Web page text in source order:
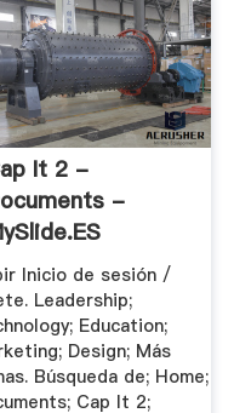
It 2 -
-
Inicio de sesión /
Leadership;
Education;
Design; Más
Búsqueda de; Home;
Cap It 2;